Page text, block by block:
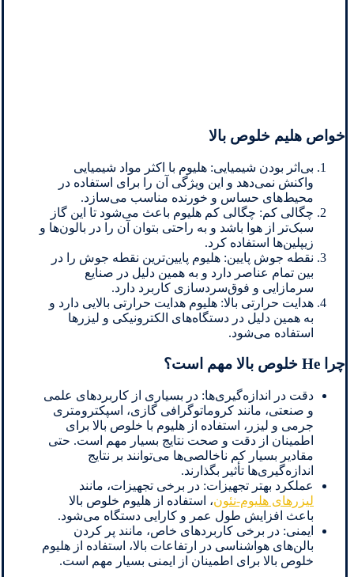
خواص هلیم خلوص بالا
بی‌اثر بودن شیمیایی: هلیوم با اکثر مواد شیمیایی
واکنش نمی‌دهد و این ویژگی آن را برای استفاده در
محیط‌های حساس و خورنده مناسب می‌سازد.
چگالی کم: چگالی کم هلیوم باعث می‌شود تا این گاز
سبک‌تر از هوا باشد و به راحتی بتوان آن را در بالون‌ها و
زیپلین‌ها استفاده کرد.
نقطه جوش پایین: هلیوم پایین‌ترین نقطه جوش را در
بین تمام عناصر دارد و به همین دلیل در صنایع
سرمازایی و فوق‌سردسازی کاربرد دارد.
هدایت حرارتی بالا: هلیوم هدایت حرارتی بالایی دارد و
به همین دلیل در دستگاه‌های الکترونیکی و لیزرها
استفاده می‌شود.
چرا He خلوص بالا مهم است؟
دقت در اندازه‌گیری‌ها: در بسیاری از کاربردهای علمی
و صنعتی، مانند کروماتوگرافی گازی، اسپکترومتری
جرمی و لیزر، استفاده از هلیوم با خلوص بالا برای
اطمینان از دقت و صحت نتایج بسیار مهم است. حتی
مقادیر بسیار کم ناخالصی‌ها می‌توانند بر نتایج
اندازه‌گیری‌ها تأثیر بگذارند.
عملکرد بهتر تجهیزات: در برخی تجهیزات، مانند
لیزرهای هلیوم-نئون، استفاده از هلیوم خلوص بالا
باعث افزایش طول عمر و کارایی دستگاه می‌شود.
ایمنی: در برخی کاربردهای خاص، مانند پر کردن
بالن‌های هواشناسی در ارتفاعات بالا، استفاده از هلیوم
خلوص بالا برای اطمینان از ایمنی بسیار مهم است.